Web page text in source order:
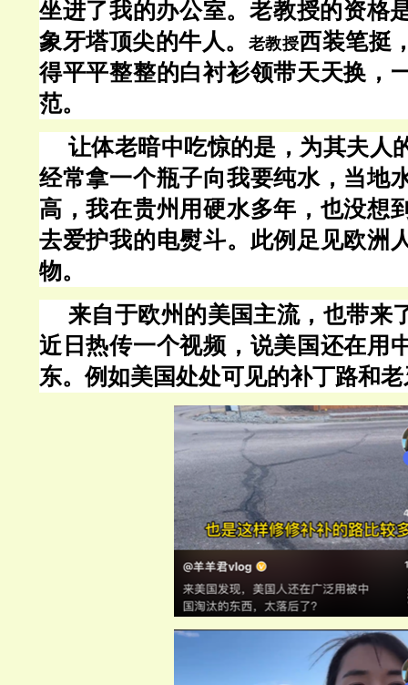
坐进了我的办公室。老教授的资格
象牙塔顶尖的牛人。
老教授西装笔挺
得平平整整的白衬衫领带天天换，
范。
让体老暗中吃惊的是，为其夫人
经常拿一个瓶子向我要纯水，当地
高，我在贵州用硬水多年，也没想
去爱护我的电熨斗。此例足见欧洲
物。
来自于欧州的美国主流，也带来
近日热传一个视频，说美国还在用
东。例如美国处处可见的补丁路和